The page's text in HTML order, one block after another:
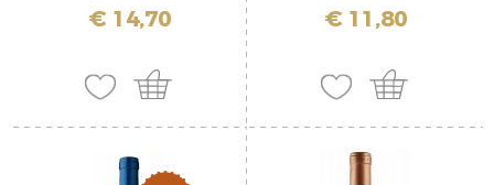
inkl. MwSt. zzgl. Versandkosten
€ 14,70 inkl. MwSt. zzgl. Versandkosten
€ 11,80